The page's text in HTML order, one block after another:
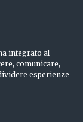
integrato al
comunicare,
esperienze